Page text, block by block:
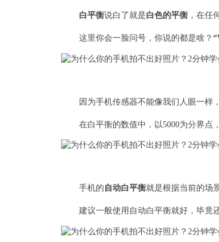
白平衡说白了就是白色的平衡 ，在任
这里你会一脸问号，你说的都是啥？
因为手机传感器不能像我们人眼一样
在白平衡的数值中，以5000为分界点
手机的 自动白平衡就是根据当前的场
建议一般使用自动白平衡就好，毕竟